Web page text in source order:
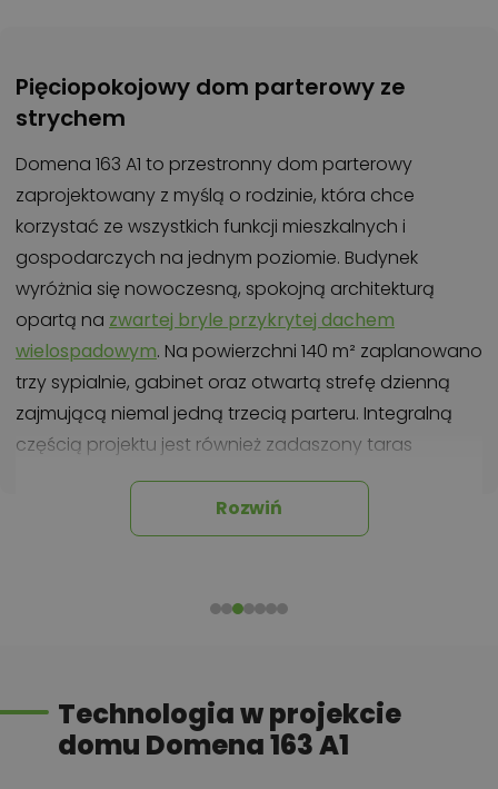
Pięciopokojowy dom parterowy ze
strychem
Domena 163 A1 to przestronny dom parterowy
zaprojektowany z myślą o rodzinie, która chce
korzystać ze wszystkich funkcji mieszkalnych i
gospodarczych na jednym poziomie. Budynek
wyróżnia się nowoczesną, spokojną architekturą
opartą na zwartej bryle przykrytej dachem
wielospadowym. Na powierzchni 140 m² zaplanowano
trzy sypialnie, gabinet oraz otwartą strefę dzienną
zajmującą niemal jedną trzecią parteru. Integralną
częścią projektu jest również zadaszony taras
dostępny bezpośrednio z salonu. Wyróżnikiem jest
także duży strych bez możliwości adaptacji, który
pełni funkcję magazynową.
Najważniejsze atuty projektu Domena
kuchnią ma ponad 44 m² powierzchni.
Strych o powierzchni użytkowej 91,5 m² daje dużą
Rozwiń
Technologia w projekcie
domu Domena 163 A1